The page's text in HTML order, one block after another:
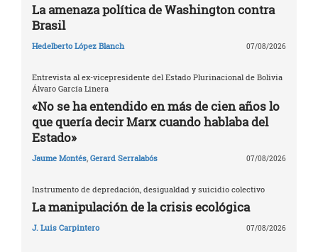
La amenaza política de Washington contra
Brasil
Hedelberto López Blanch 07/08/2026
Entrevista al ex-vicepresidente del Estado Plurinacional de Bolivia
Álvaro García Linera
«No se ha entendido en más de cien años lo
que quería decir Marx cuando hablaba del
Estado»
Jaume Montés, Gerard Serralabós 07/08/2026
Instrumento de depredación, desigualdad y suicidio colectivo
La manipulación de la crisis ecológica
J. Luis Carpintero 07/08/2026